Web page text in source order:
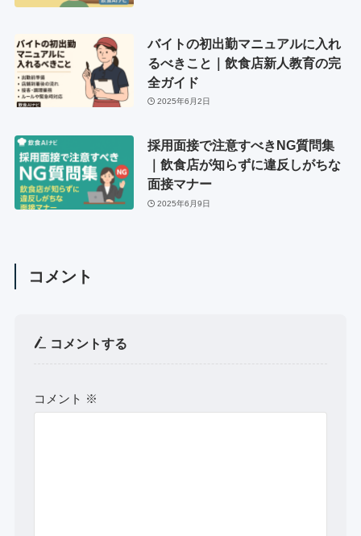
バイトの初出勤マニュアルに入れ
るべきこと｜飲食店新人教育の完
全ガイド
2025年6月2日
採用面接で注意すべきNG質問集
｜飲食店が知らずに違反しがちな
面接マナー
2025年6月9日
コメント
コメントする
コメント ※